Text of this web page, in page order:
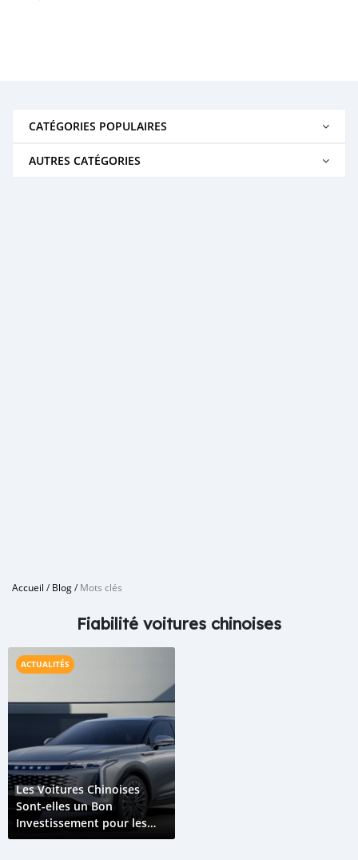
CATÉGORIES POPULAIRES
AUTRES CATÉGORIES
Accueil /Blog/Mots clés
Fiabilité voitures chinoises
ACTUALITÉS
Les Voitures Chinoises
Sont-elles un Bon
Investissement pour les
Conducteurs Burundais ?